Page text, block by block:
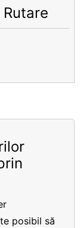
posibil să